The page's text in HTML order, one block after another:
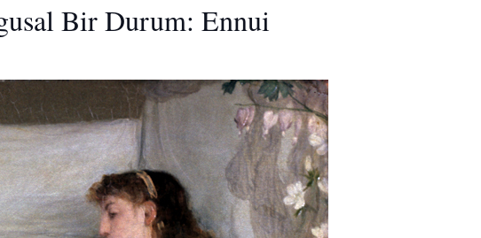
Bir Durum: Ennui